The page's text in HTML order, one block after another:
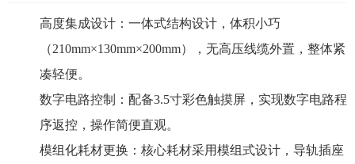
高度集成设计：一体式结构设计，体积小巧
（210mm×130mm×200mm），无高压线缆外置，整体紧
凑轻便。
数字电路控制：配备3.5寸彩色触摸屏，实现数字电路程
序返控，操作简便直观。
模组化耗材更换：核心耗材采用模组式设计，导轨插座